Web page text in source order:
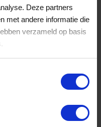
Deze partners
met andere informatie die
verzameld op basis